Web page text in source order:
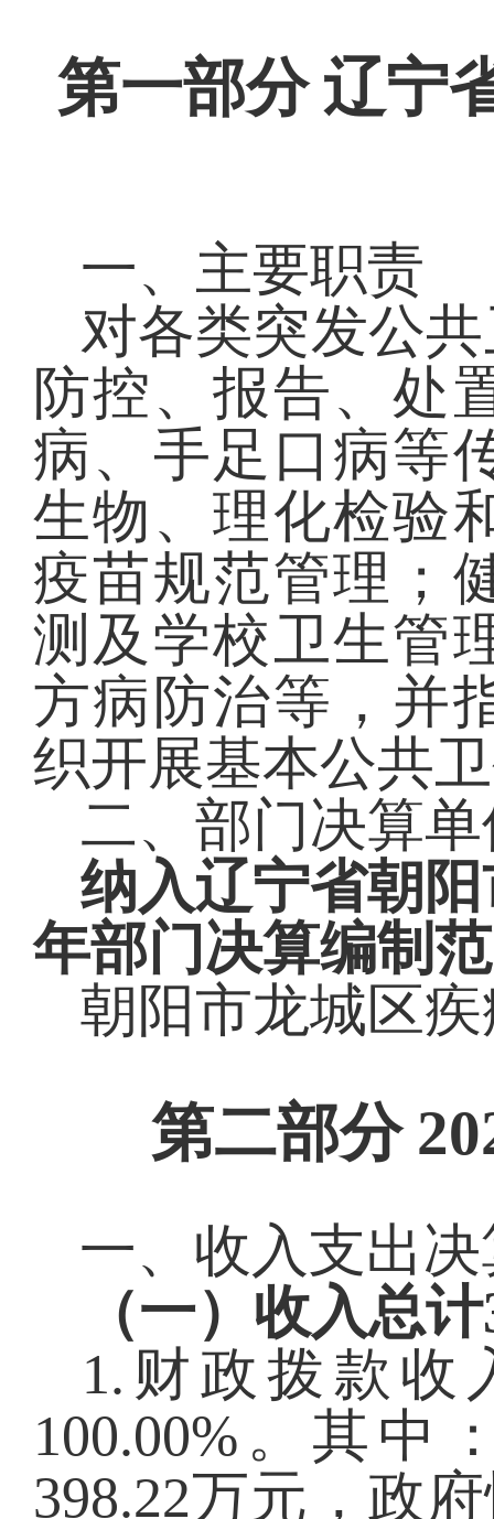
第一部分 辽宁
一、主要职责
对各类突发公
防控、报告、处
病、手足口病等
生物、理化检验
疫苗规范管理；
测及学校卫生管
方病防治等，并
织开展基本公共
二、部门决算
纳入辽宁省朝
年部门决算编制
朝阳市龙城区
第二部分
一、收入支出
（一）收入总计
1.财政拨款收
100.00% 。其中
398.22万元，政